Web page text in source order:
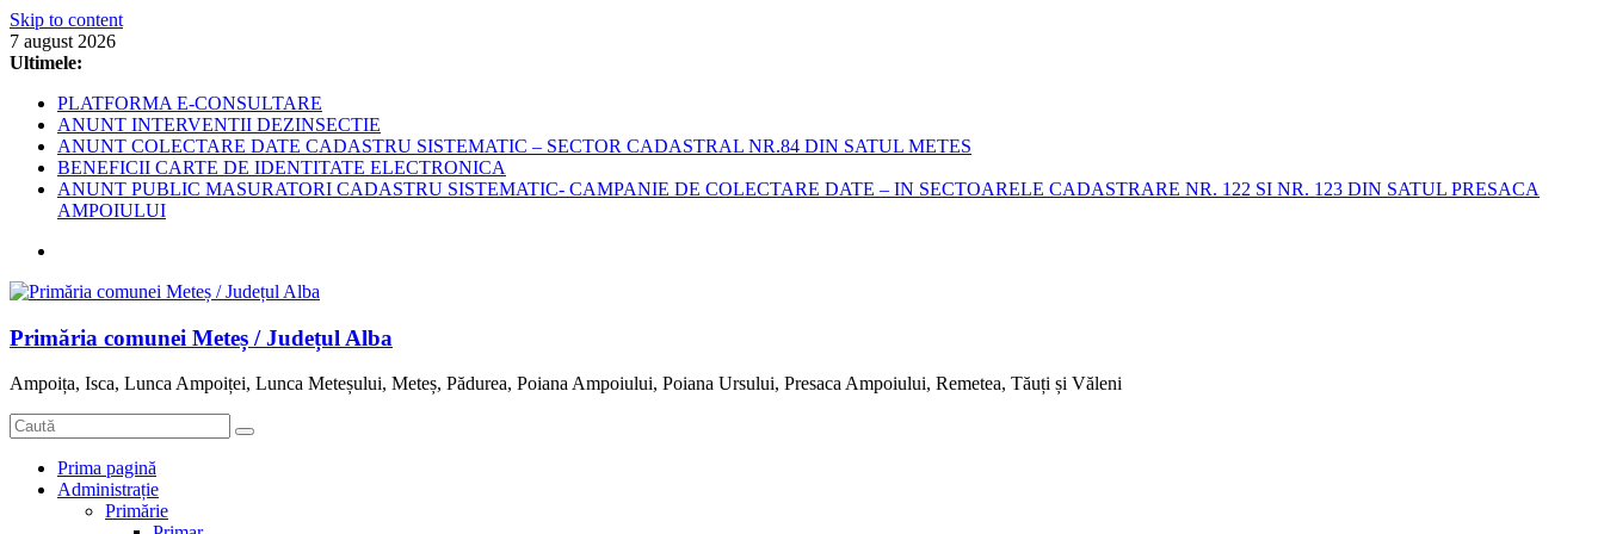
Skip to content
7 august 2026
Ultimele:
PLATFORMA E-CONSULTARE
ANUNT INTERVENTII DEZINSECTIE
ANUNT COLECTARE DATE CADASTRU SISTEMATIC – SECTOR CADASTRAL NR.84 DIN SATUL METES
BENEFICII CARTE DE IDENTITATE ELECTRONICA
ANUNT PUBLIC MASURATORI CADASTRU SISTEMATIC- CAMPANIE DE COLECTARE DATE – IN SECTOARELE CADASTRARE NR. 122 SI NR. 123 DIN SATUL PRESACA
AMPOIULUI
Primăria comunei Meteș / Județul Alba
Ampoița, Isca, Lunca Ampoiței, Lunca Meteșului, Meteș, Pădurea, Poiana Ampoiului, Poiana Ursului, Presaca Ampoiului, Remetea, Tăuți și Văleni
Prima pagină
Administrație
Primărie